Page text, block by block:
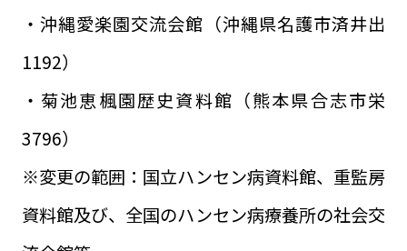
・沖縄愛楽園交流会館（沖縄県名護市済井出
1192）
・菊池恵楓園歴史資料館（熊本県合志市栄
3796）
※変更の範囲：国立ハンセン病資料館、重監房
資料館及び、全国のハンセン病療養所の社会交